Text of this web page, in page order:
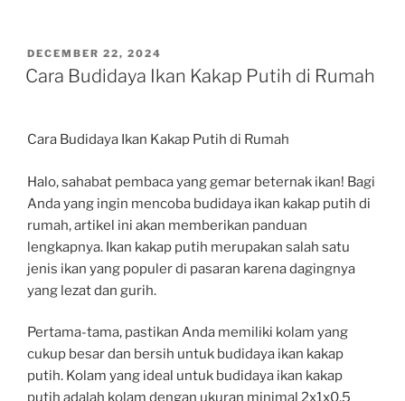
POSTED
ON
DECEMBER 22, 2024
Cara Budidaya Ikan Kakap Putih di Rumah
Cara Budidaya Ikan Kakap Putih di Rumah
Halo, sahabat pembaca yang gemar beternak ikan! Bagi
Anda yang ingin mencoba budidaya ikan kakap putih di
rumah, artikel ini akan memberikan panduan
lengkapnya. Ikan kakap putih merupakan salah satu
jenis ikan yang populer di pasaran karena dagingnya
yang lezat dan gurih.
Pertama-tama, pastikan Anda memiliki kolam yang
cukup besar dan bersih untuk budidaya ikan kakap
putih. Kolam yang ideal untuk budidaya ikan kakap
putih adalah kolam dengan ukuran minimal 2x1x0,5